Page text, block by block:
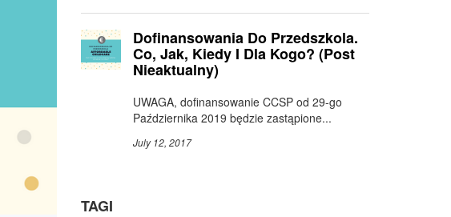
Dofinansowania Do Przedszkola.
Co, Jak, Kiedy I Dla Kogo? (post
Nieaktualny)
UWAGA, dofinansowanie CCSP od 29-go
Października 2019 będzie zastąpione...
July 12, 2017
TAGI